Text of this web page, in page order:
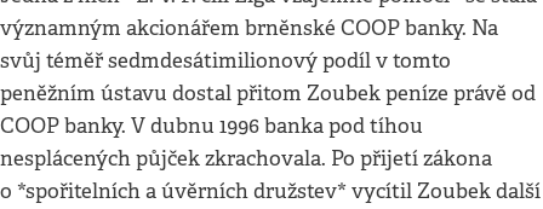
významným akcionářem brněnské COOP banky. Na
svůj téměř sedmdesátimilionový podíl v tomto
peněžním ústavu dostal přitom Zoubek peníze právě od
COOP banky. V dubnu 1996 banka pod tíhou
nesplácených půjček zkrachovala. Po přijetí zákona
o *spořitelních a úvěrních družstev* vycítil Zoubek další